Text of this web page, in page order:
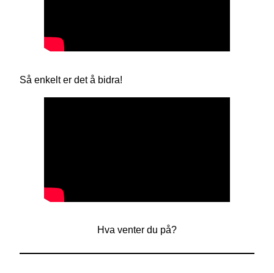
Så enkelt er det å bidra!
Hva venter du på?